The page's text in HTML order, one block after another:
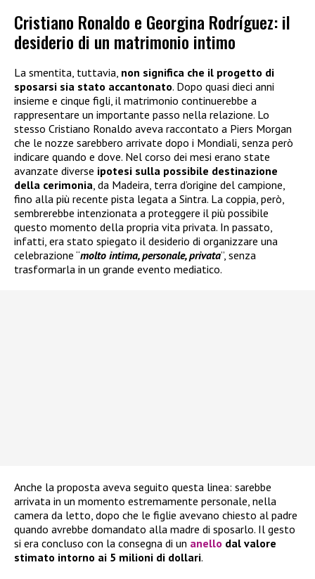
Cristiano Ronaldo e Georgina Rodríguez: il
desiderio di un matrimonio intimo
La smentita, tuttavia, non significa che il progetto di
sposarsi sia stato accantonato. Dopo quasi dieci anni
insieme e cinque figli, il matrimonio continuerebbe a
rappresentare un importante passo nella relazione. Lo
stesso Cristiano Ronaldo aveva raccontato a Piers Morgan
che le nozze sarebbero arrivate dopo i Mondiali, senza però
indicare quando e dove. Nel corso dei mesi erano state
avanzate diverse ipotesi sulla possibile destinazione
della cerimonia, da Madeira, terra d’origine del campione,
fino alla più recente pista legata a Sintra. La coppia, però,
sembrerebbe intenzionata a proteggere il più possibile
questo momento della propria vita privata. In passato,
infatti, era stato spiegato il desiderio di organizzare una
celebrazione “molto intima, personale, privata”, senza
trasformarla in un grande evento mediatico.
Anche la proposta aveva seguito questa linea: sarebbe
arrivata in un momento estremamente personale, nella
camera da letto, dopo che le figlie avevano chiesto al padre
quando avrebbe domandato alla madre di sposarlo. Il gesto
si era concluso con la consegna di un anello dal valore
stimato intorno ai 5 milioni di dollari.